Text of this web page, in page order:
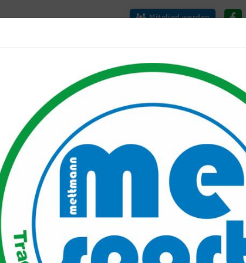
Mitglied werden
me-sport PLUS Unser Verein Mitgliederservice
20190401_Two_more_to_go
Two more to go, still
So eine Kacke. Am Ende erlagen wir den widrigen
Anpfiff um 12:30, die Zeitumstellung und die
vorzeitigen Aufstieg einen Strich durch die
Zu Beginn waren wir nach einem gewohnten
nach wendete sich das Blatt. Eine stabile